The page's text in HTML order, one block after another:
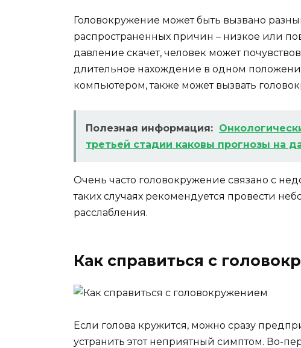
Головокружение может быть вызвано
распространенных причин – низкое или
давление скачет, человек может
длительное нахождение в одном
компьютером, также может вызвать
Полезная информация:
третьей стадии каковы прогнозы на
Очень часто головокружение связано с
таких случаях рекомендуется провести
расслабления.
Как справиться с
Если голова кружится, можно сразу
устранить этот неприятный симптом. Во-